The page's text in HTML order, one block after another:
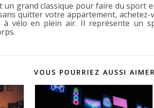
un grand classique pour faire du sport
quitter votre appartement, achetez-
à vélo en plein air. Il représente un
VOUS POURRIEZ AUSSI AIMER